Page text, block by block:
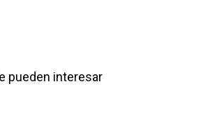
pueden interesar